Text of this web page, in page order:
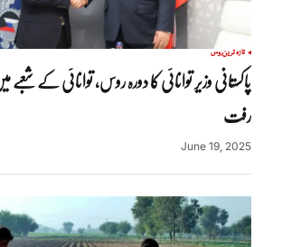
تازہ ترینروس
پاکستانی وزیر توانائی کا دورہ روس، توانائی کے
رفت
June 19, 2025